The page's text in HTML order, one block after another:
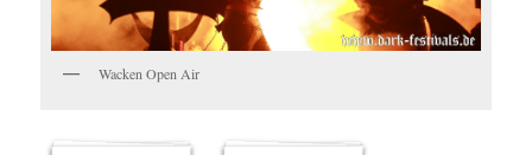
Wacken Open Air